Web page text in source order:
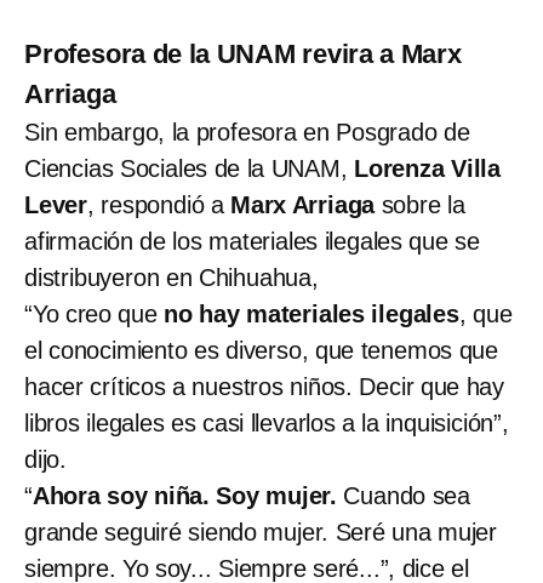
Profesora de la UNAM revira a Marx
Arriaga
Sin embargo, la profesora en Posgrado de
Ciencias Sociales de la UNAM, Lorenza Villa
Lever, respondió a Marx Arriaga sobre la
afirmación de los materiales ilegales que se
distribuyeron en Chihuahua,
“Yo creo que no hay materiales ilegales, que
el conocimiento es diverso, que tenemos que
hacer críticos a nuestros niños. Decir que hay
libros ilegales es casi llevarlos a la inquisición”,
dijo.
“Ahora soy niña. Soy mujer. Cuando sea
grande seguiré siendo mujer. Seré una mujer
siempre. Yo soy... Siempre seré...”, dice el